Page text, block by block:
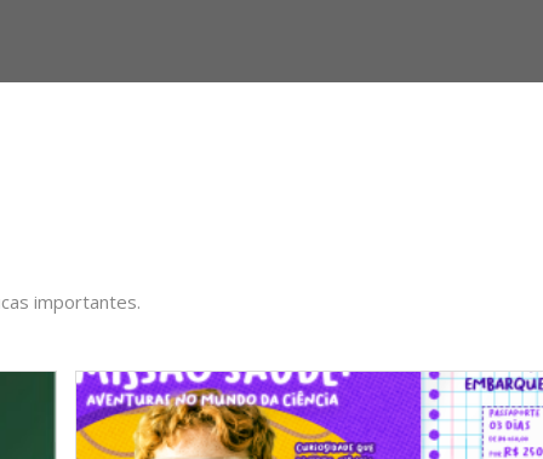
importantes.